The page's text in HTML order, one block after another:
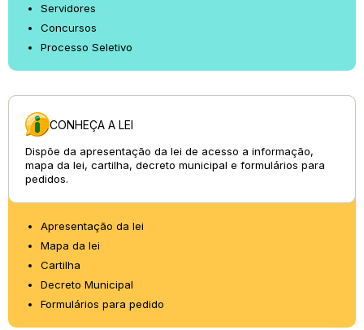
Servidores
Concursos
Processo Seletivo
CONHEÇA A LEI
Dispõe da apresentação da lei de acesso a informação,
mapa da lei, cartilha, decreto municipal e formulários para
pedidos.
Apresentação da lei
Mapa da lei
Cartilha
Decreto Municipal
Formulários para pedido